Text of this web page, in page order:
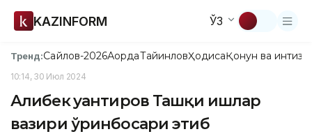
KAZINFORM ЎЗ
Тренд:Сайлов-2026АқордаТайинловҲодисаҚонун ва
10:14, 30 Июл 2024
Алибек Қуантиров Ташқи ишлар
вазири ўринбосари этиб